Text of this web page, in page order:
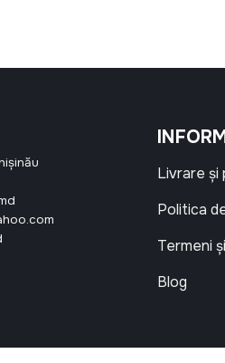
Livrare și
Politica
Termeni
Blog